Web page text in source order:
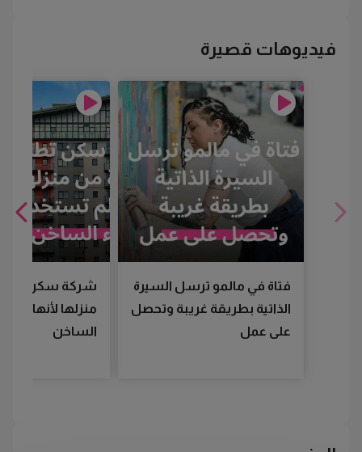
فيديوهات قصيرة
فتاة في مالمو ترسل السيرة
الذاتية بطريقة غريبة وتحصل
على عمل
شركة سكن
منزلها لأنها لم
الساخن